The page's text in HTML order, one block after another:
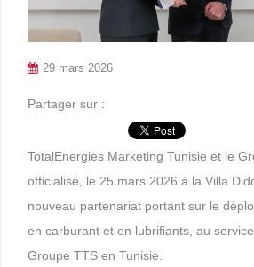
29 mars 2026
Partager sur :
TotalEnergies Marketing Tunisie et le
officialisé, le 25 mars 2026 à la Villa
nouveau partenariat portant sur le
en carburant et en lubrifiants, au
Groupe TTS en Tunisie.